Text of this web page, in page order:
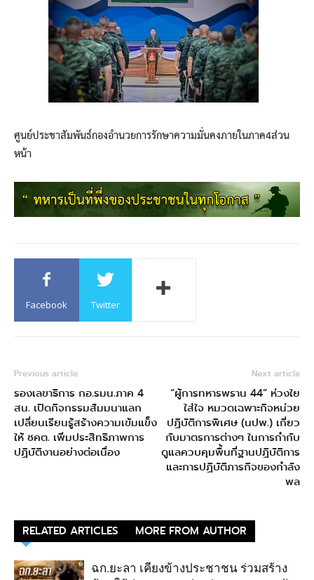
ศูนย์ประชาสัมพันธ์กองอำนวยการรักษาความมั่นคงภายในภาค4ส่วน
หน้า
Facebook Twitter
Previous article
รองเลขาธิการ กอ.รมน.ภาค 4
สน. เปิดกิจกรรมสัมมนาแลก
เปลี่ยนเรียนรู้สร้างความเข้มแข็ง
ให้ ชคต. เพิ่มประสิทธิภาพการ
ปฏิบัติงานอย่างต่อเนื่อง
Next article
“ผู้การทหารพราน 44” ห่วงใย
ใส่ใจ หมวดเฉพาะกิจหน่วย
ปฏิบัติการพิเศษ (นปพ.) เกี่ยว
กับมาตรการต่างๆ ในการกำกับ
ดูแลควบคุมพื้นที่ฐานปฏิบัติการ
และการปฏิบัติภารกิจของกำลัง
พล
RELATED ARTICLES MORE FROM AUTHOR
ฉก.ยะลา เคียงข้างประชาชน ร่วมสร้าง